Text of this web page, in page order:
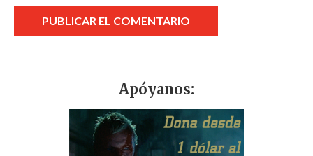
Apóyanos: